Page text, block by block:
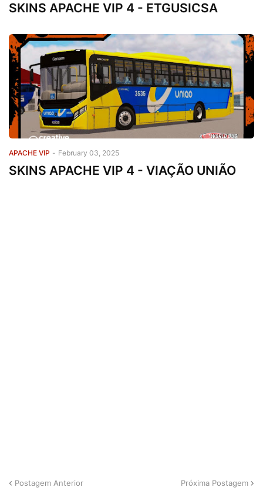
SKINS APACHE VIP 4 - ETGUSICSA
APACHE VIP - February 03, 2025
SKINS APACHE VIP 4 - VIAÇÃO UNIÃO
Postagem Anterior Próxima Postagem